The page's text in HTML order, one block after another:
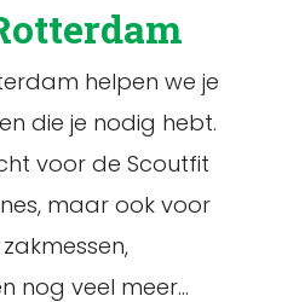
helpen we je
die je nodig hebt.
voor de Scoutfit
maar ook voor
nog veel meer…